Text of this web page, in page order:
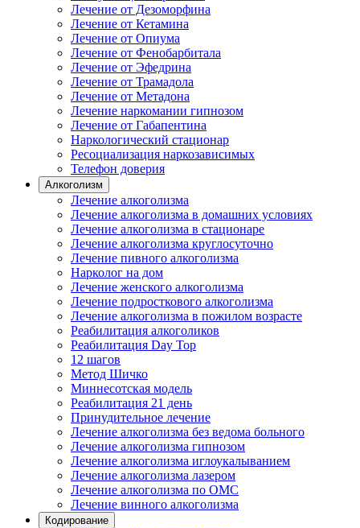
Лечение от Дезоморфина
Лечение от Кетамина
Лечение от Опиума
Лечение от Фенобарбитала
Лечение от Эфедрина
Лечение от Трамадола
Лечение от Метадона
Лечение наркомании гипнозом
Лечение от Габапентина
Наркологический стационар
Ресоциализация наркозависимых
Телефон доверия
Алкоголизм
Лечение алкоголизма
Лечение алкоголизма в домашних условиях
Лечение алкоголизма в стационаре
Лечение алкоголизма круглосуточно
Лечение пивного алкоголизма
Нарколог на дом
Лечение женского алкоголизма
Лечение подросткового алкоголизма
Лечение алкоголизма в пожилом возрасте
Реабилитация алкоголиков
Реабилитация Day Top
12 шагов
Метод Шичко
Миннесотская модель
Реабилитация 21 день
Принудительное лечение
Лечение алкоголизма без ведома больного
Лечение алкоголизма гипнозом
Лечение алкоголизма иглоукалыванием
Лечение алкоголизма лазером
Лечение алкоголизма по ОМС
Лечение винного алкоголизма
Кодирование